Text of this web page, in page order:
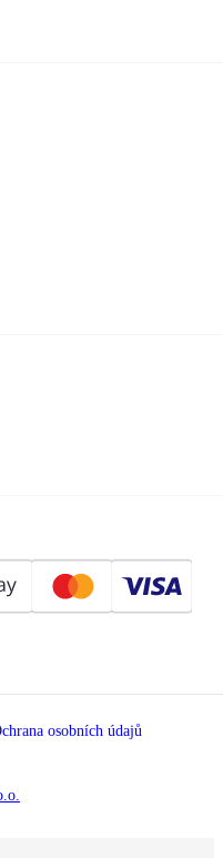
osobních údajů